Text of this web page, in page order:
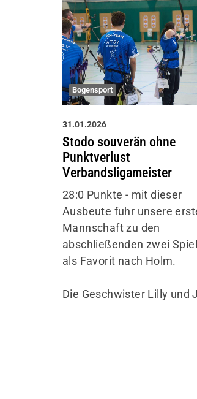
Bogensport
31.01.2026
Stodo souverän ohne
Punktverlust
Verbandsligameister
28:0 Punkte - mit dieser
Ausbeute fuhr unsere
Mannschaft zu den
abschließenden zwei
als Favorit nach Holm.
Die Geschwister Lilly und